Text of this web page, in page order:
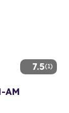
7.5(1)
AM